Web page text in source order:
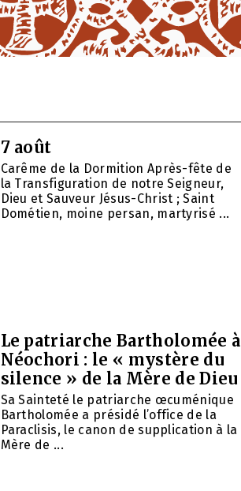
7 août
Carême de la Dormition Après-fête de
la Transfiguration de notre Seigneur,
Dieu et Sauveur Jésus-Christ ; Saint
Dométien, moine persan, martyrisé ...
Le patriarche Bartholomée à
Néochori : le « mystère du
silence » de la Mère de Dieu
Sa Sainteté le patriarche œcuménique
Bartholomée a présidé l’office de la
Paraclisis, le canon de supplication à la
Mère de ...